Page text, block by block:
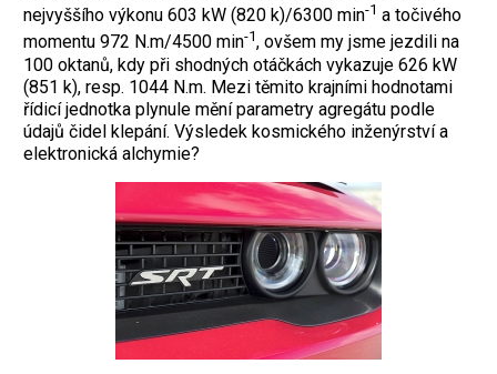
nejvyššího výkonu 603 kW (820 k)/6300 min-1 a točivého
momentu 972 N.m/4500 min-1, ovšem my jsme jezdili na
100 oktanů, kdy při shodných otáčkách vykazuje 626 kW
(851 k), resp. 1044 N.m. Mezi těmito krajními hodnotami
řídicí jednotka plynule mění parametry agregátu podle
údajů čidel klepání. Výsledek kosmického inženýrství a
elektronická alchymie?